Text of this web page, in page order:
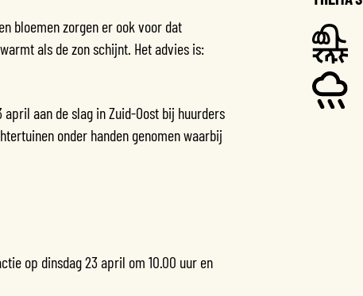
bloemen zorgen er ook voor dat
als de zon schijnt. Het advies is:
aan de slag in Zuid-Oost bij huurders
onder handen genomen waarbij
op dinsdag 23 april om 10.00 uur en